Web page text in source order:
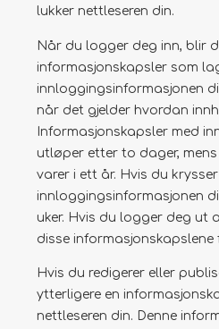
lukker nettleseren din.
Når du logger deg inn, blir
informasjonskapsler som
innloggingsinformasjonen
når det gjelder hvordan
Informasjonskapsler med
utløper etter to dager,
varer i ett år. Hvis du krysser
innloggingsinformasjonen
uker. Hvis du logger deg ut
disse informasjonskapslene
Hvis du redigerer eller
ytterligere en
nettleseren din. Denne